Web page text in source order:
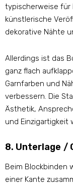
typischerweise für
künstlerische
dekorative Nähte
Allerdings ist das
ganz flach
Garnfarben und
verbessern. Die
Ästhetik,
und Einzigartigkeit
8. Unterlage /
Beim Blockbinden
einer Kante